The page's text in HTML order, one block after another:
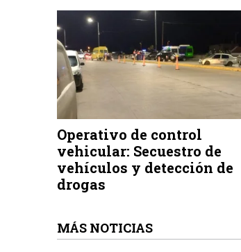
Operativo de control
vehicular: Secuestro de
vehículos y detección de
drogas
MÁS NOTICIAS